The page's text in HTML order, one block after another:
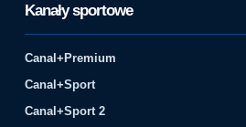
Kanały sportowe
Canal+Premium
Canal+Sport
Canal+Sport 2